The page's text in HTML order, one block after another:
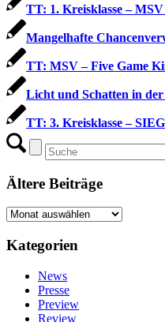
TT: 1. Kreisklasse –
Mangelhafte
TT: MSV – Five Game
Licht und Schatten in der
TT: 3. Kreisklasse –
Ältere Beiträge
Ältere
Kategorien
News
Presse
Preview
Review